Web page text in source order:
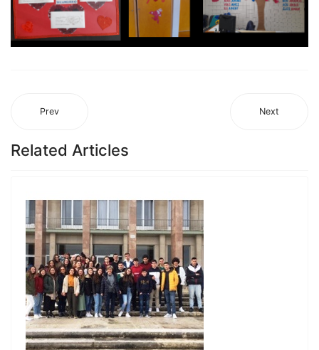
Prev Next
Related Articles